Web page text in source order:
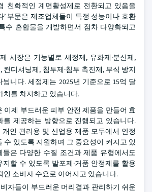
친화적인 계면활성제로 전환되고 있음을
’ 부문은 제조업체들이 특정 성능이나 호환
수 혼합물을 개발하면서 점차 다양화되고
시장은 기능별로 세정제, 유화제·분산제,
컨디셔닝제, 침투제·침투 촉진제, 부식 방지
뉩니다. 세정제는 2025년 기준으로 15억 달
치를 차지하고 있습니다.
이제 부드러운 피부 안전 제품을 만들어 효
를 제공하는 방향으로 진행되고 있습니다.
개인 관리용 및 산업용 제품 모두에서 안정
수 있도록 지원하며 그 중요성이 커지고 있
들은 다양한 수질 조건과 제품 유형에서도
할 수 있도록 발포제·거품 안정제를 활용
인 소비자 수요로 이어지고 있습니다.
자들이 부드러운 머리결과 관리하기 쉬운